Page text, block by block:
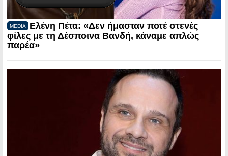
MEDIA
Ελένη Πέτα: «Δεν ήμασταν ποτέ στενές
φίλες με τη Δέσποινα Βανδή, κάναμε απλώς
παρέα»